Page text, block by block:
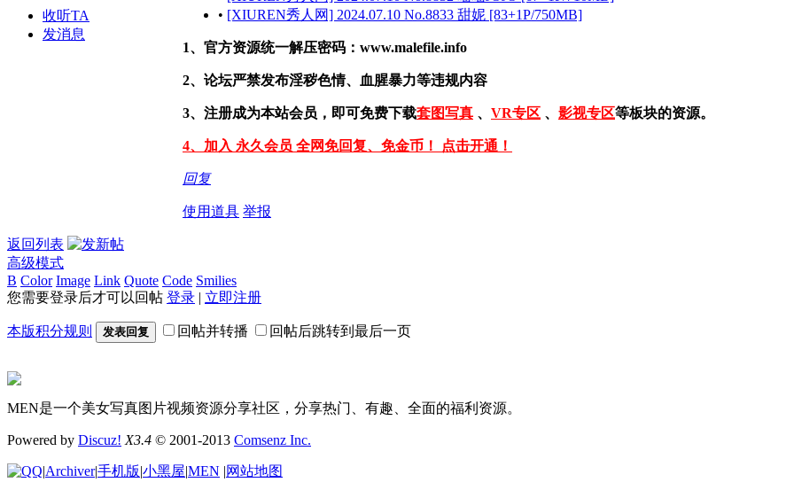
收听TA
发消息
• [XIUREN秀人网] 2024.07.10 No.8833 甜妮 [83+1P/750MB]
1、官方资源统一解压密码：www.malefile.info
2、论坛严禁发布淫秽色情、血腥暴力等违规内容
3、注册成为本站会员，即可免费下载套图写真 、 VR专区 、 影视专区等板块的资源。
4、加入 永久会员 全网免回复、免金币！ 点击开通！
回复
使用道具 举报
返回列表
高级模式
B Color Image Link Quote Code Smilies
您需要登录后才可以回帖 登录 | 立即注册
本版积分规则 发表回复 回帖并转播 回帖后跳转到最后一页
MEN是一个美女写真图片视频资源分享社区，分享热门、有趣、全面的福利资源。
Powered by Discuz! X3.4 © 2001-2013 Comsenz Inc.
|Archiver|手机版|小黑屋|MEN |网站地图